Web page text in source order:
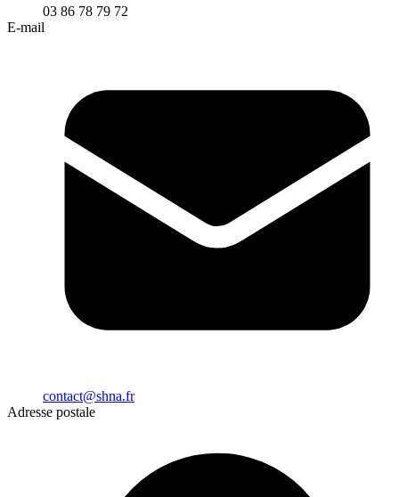
03 86 78 79 72
E-mail
contact@shna.fr
Adresse postale